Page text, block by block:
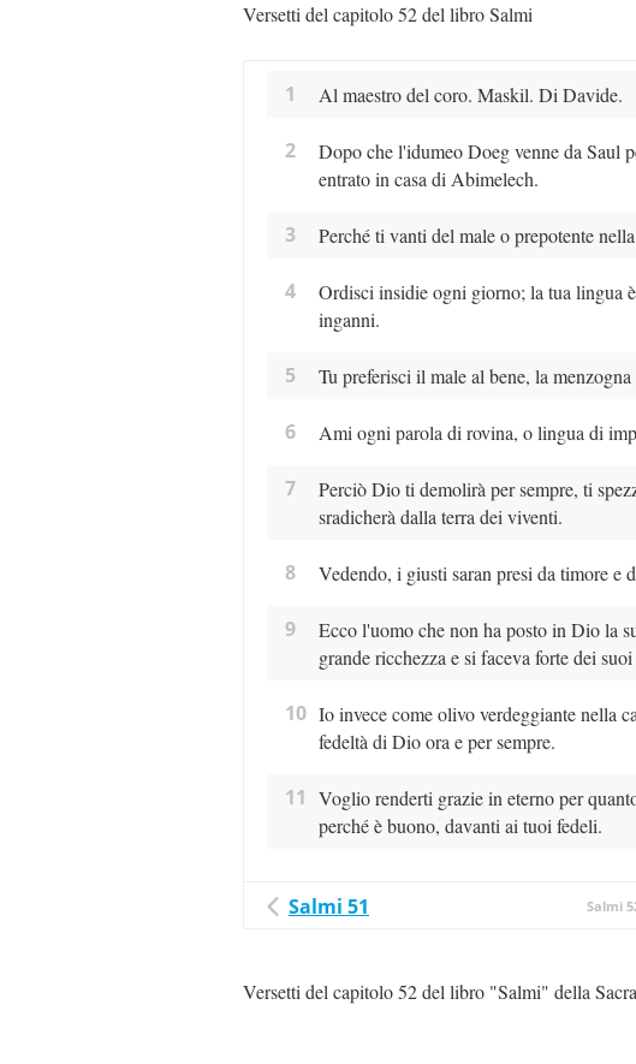
Versetti del capitolo 52 del libro Salmi
1 Al maestro del coro. Maskil. Di Davide.
2
Dopo che l'idumeo Doeg venne da Saul
entrato in casa di Abimelech.
3 Perché ti vanti del male o prepotente
4
Ordisci insidie ogni giorno; la tua lingua
inganni.
5 Tu preferisci il male al bene, la
6 Ami ogni parola di rovina, o lingua di
7
Perciò Dio ti demolirà per sempre, ti
sradicherà dalla terra dei viventi.
8 Vedendo, i giusti saran presi da timore e
9
Ecco l'uomo che non ha posto in Dio la
grande ricchezza e si faceva forte dei
10 Io invece come olivo verdeggiante nella
fedeltà di Dio ora e per sempre.
11 Voglio renderti grazie in eterno per
perché è buono, davanti ai tuoi fedeli.
Salmi 51 Salmi
Versetti del capitolo 52 del libro "Salmi" della